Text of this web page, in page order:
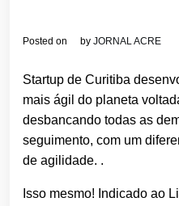
Posted on by JORNAL ACRE
Startup de Curitiba
mais ágil do planeta
desbancando todas as
seguimento, com um
de agilidade. .
Isso mesmo! Indicado ao